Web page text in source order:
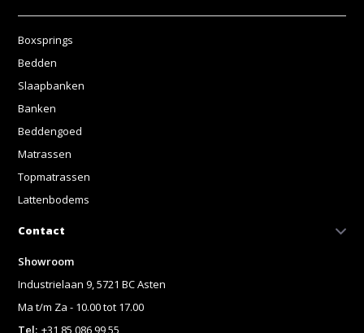
Boxsprings
Bedden
Slaapbanken
Banken
Beddengoed
Matrassen
Topmatrassen
Lattenbodems
Contact
Showroom
Industrielaan 9, 5721 BC Asten
Ma t/m Za - 10.00 tot 17.00
Tel: +31 85 086 99 55